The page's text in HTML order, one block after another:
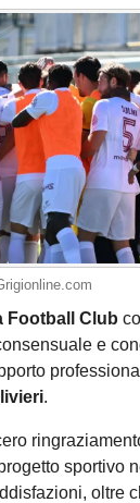
Football Club
e
.
sportivo
oltre